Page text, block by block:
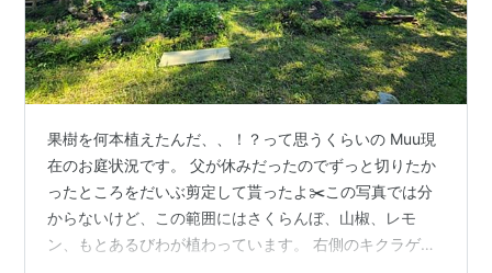
果樹を何本植えたんだ、、！？って思うくらいの Muu現
在のお庭状況です。 父が休みだったのでずっと切りたか
ったところをだいぶ剪定して貰ったよ✂️この写真では分
からないけど、この範囲にはさくらんぼ、山椒、レモ
ン、もとあるびわが植わっています。 右側のキクラゲの